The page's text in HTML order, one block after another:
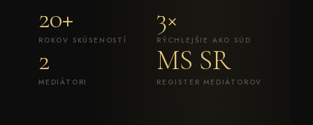
20+
ROKOV SKÚSENOSTÍ
3×
RÝCHLEJŠIE AKO SÚD
2
MEDIÁTORI
MS SR
REGISTER MEDIÁTOROV